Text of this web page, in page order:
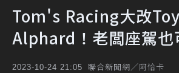
Tom's Racing大改
Alphard！老闆座駕也
2023-10-24 21:05 聯合新聞網／阿恰卡